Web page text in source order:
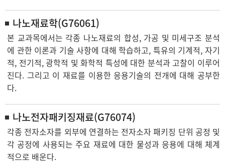
나노재료학(G76061)
본 교과목에서는 각종 나노재료의 합성, 가공 및 미세구조 분석
에 관한 이론과 기술 사항에 대해 학습하고, 특유의 기계적, 자기
적, 전기적, 광학적 및 화학적 특성에 대한 분석과 고찰이 이루어
진다. 그리고 이 재료를 이용한 응용기술의 전개에 대해 공부한
다.
나노전자패키징재료(G76074)
각종 전자소자를 외부에 연결하는 전자소자 패키징 단위 공정 및
각 공정에 사용되는 주요 재료에 대한 물성과 응용에 대해 체계
적으로 배운다.